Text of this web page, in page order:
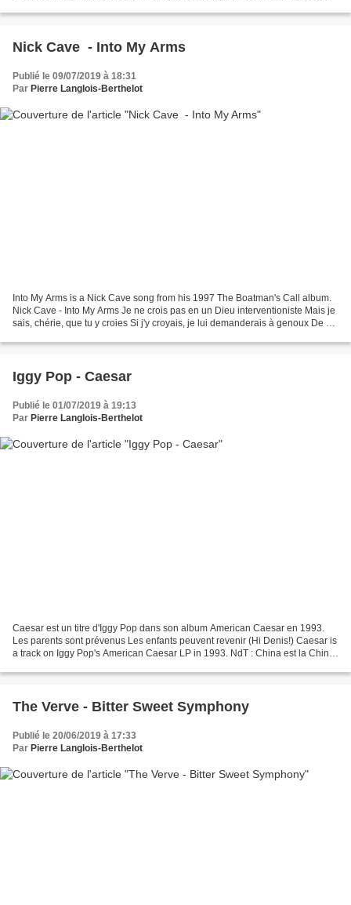
Nick Cave - Into My Arms
Publié le 09/07/2019 à 18:31
Par Pierre Langlois-Berthelot
Into My Arms is a Nick Cave song from his 1997 The Boatman's Call album.
Nick Cave - Into My Arms Je ne crois pas en un Dieu interventioniste Mais je
sais, chérie, que tu y croies Si j'y croyais, je lui demanderais à genoux De ne
Iggy Pop - Caesar
Publié le 01/07/2019 à 19:13
Par Pierre Langlois-Berthelot
Caesar est un titre d'Iggy Pop dans son album American Caesar en 1993.
Les parents sont prévenus Les enfants peuvent revenir (Hi Denis!) Caesar is
a track on Iggy Pop's American Caesar LP in 1993. NdT : China est la Chine,
The Verve - Bitter Sweet Symphony
Publié le 20/06/2019 à 17:33
Par Pierre Langlois-Berthelot